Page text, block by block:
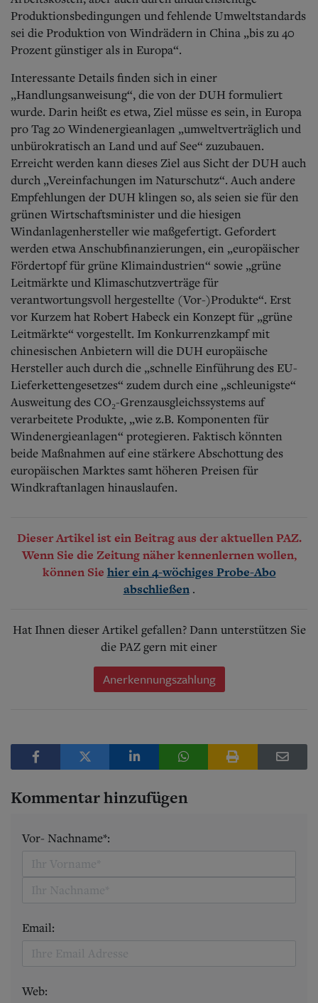
Produktionsbedingungen und fehlende Umweltstandards
sei die Produktion von Windrädern in China „bis zu 40
Prozent günstiger als in Europa“.
Interessante Details finden sich in einer
„Handlungsanweisung“, die von der DUH formuliert
wurde. Darin heißt es etwa, Ziel müsse es sein, in Europa
pro Tag 20 Windenergieanlagen „umweltverträglich und
unbürokratisch an Land und auf See“ zuzubauen.
Erreicht werden kann dieses Ziel aus Sicht der DUH auch
durch „Vereinfachungen im Naturschutz“. Auch andere
Empfehlungen der DUH klingen so, als seien sie für den
grünen Wirtschaftsminister und die hiesigen
Windanlagenhersteller wie maßgefertigt. Gefordert
werden etwa Anschubfinanzierungen, ein „europäischer
Fördertopf für grüne Klimaindustrien“ sowie „grüne
Leitmärkte und Klimaschutzverträge für
verantwortungsvoll hergestellte (Vor-)Produkte“. Erst
vor Kurzem hat Robert Habeck ein Konzept für „grüne
Leitmärkte“ vorgestellt. Im Konkurrenzkampf mit
chinesischen Anbietern will die DUH europäische
Hersteller auch durch die „schnelle Einführung des EU-
Lieferkettengesetzes“ zudem durch eine „schleunigste“
Ausweitung des CO₂-Grenz­aus­gleichs­systems auf
verarbeitete Produkte, „wie z.B. Komponenten für
Windenergieanlagen“ protegieren. Faktisch könnten
beide Maßnahmen auf eine stärkere Abschottung des
europäischen Marktes samt höheren Preisen für
Windkraftanlagen hinauslaufen.
Dieser Artikel ist ein Beitrag aus der aktuellen PAZ.
Wenn Sie die Zeitung näher kennenlernen wollen,
können Sie hier ein 4-wöchiges Probe-Abo
abschließen .
Hat Ihnen dieser Artikel gefallen? Dann unterstützen Sie
die PAZ gern mit einer
Anerkennungszahlung
Kommentar hinzufügen
Vor- Nachname*:
Email:
Web: